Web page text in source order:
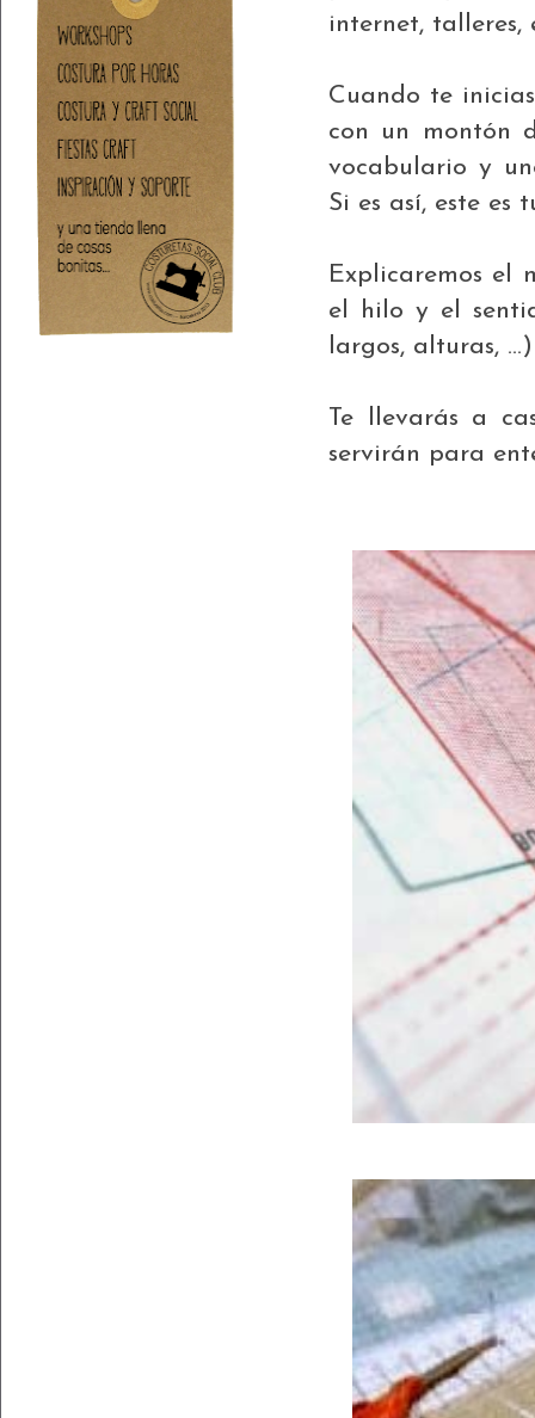
internet, talleres,
Cuando te
con un montón
vocabulario y
Si es así, este es
Explicaremos el
el hilo y el
largos, alturas,
Te llevarás a
servirán para